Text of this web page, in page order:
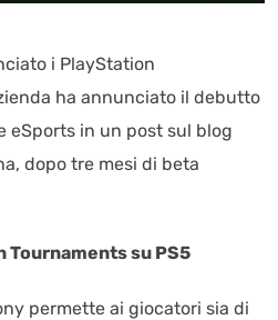
i PlayStation
ha annunciato il debutto
eSports in un post sul blog
dopo tre mesi di beta
Tournaments su PS5
permette ai giocatori sia di